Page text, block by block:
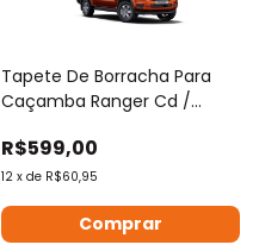
Tapete De Borracha Para
Caçamba Ranger Cd /
R$599,00
12 x de R$60,95